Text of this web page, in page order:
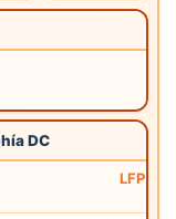
DC
LFP